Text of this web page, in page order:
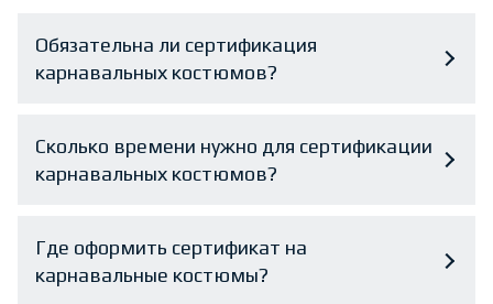
Обязательна ли сертификация
карнавальных костюмов?
Сколько времени нужно для сертификации
карнавальных костюмов?
Где оформить сертификат на
карнавальные костюмы?